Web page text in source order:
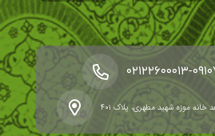
خانه موزه شهید مطهری، پلاک ۴۰۱
-۰۲۱۲۲۶۰۰۰۱۳